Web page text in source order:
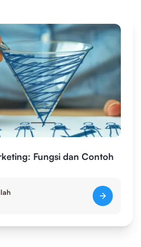
Fungsi dan Contoh